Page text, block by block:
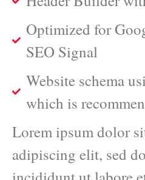
Optimized for
SEO Signal
Website schema
which is
Lorem ipsum dolor
adipiscing elit, sed